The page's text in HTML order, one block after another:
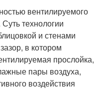
вентилируемого
технологии
и стенами
в котором
прослойка,
пары воздуха,
воздействия